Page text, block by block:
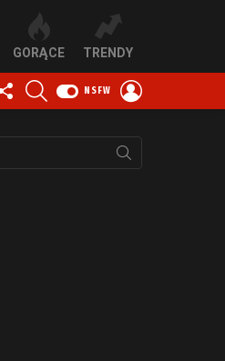
GORĄCE TRENDY
OBSERWUJ
NAS
NSFW